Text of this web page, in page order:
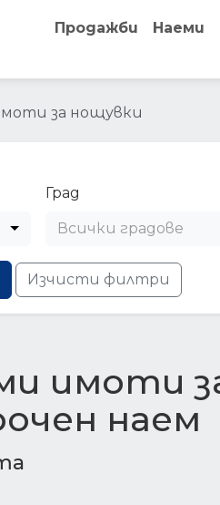
Продажби Наеми
за нощувки
Град
Всички градове
Изчисти филтри
имоти
наем